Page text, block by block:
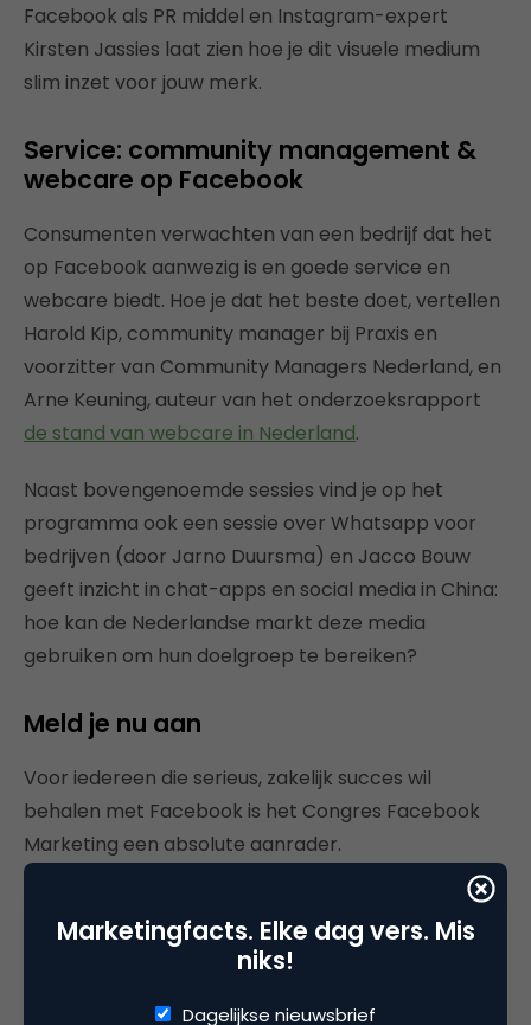
Facebook als PR middel en Instagram-expert
Kirsten Jassies laat zien hoe je dit visuele medium
slim inzet voor jouw merk.
Service: community management &
webcare op Facebook
Consumenten verwachten van een bedrijf dat het
op Facebook aanwezig is en goede service en
webcare biedt. Hoe je dat het beste doet, vertellen
Harold Kip, community manager bij Praxis en
voorzitter van Community Managers Nederland, en
Arne Keuning, auteur van het onderzoeksrapport
de stand van webcare in Nederland.
Naast bovengenoemde sessies vind je op het
programma ook een sessie over Whatsapp voor
bedrijven (door Jarno Duursma) en Jacco Bouw
geeft inzicht in chat-apps en social media in China:
hoe kan de Nederlandse markt deze media
gebruiken om hun doelgroep te bereiken?
Meld je nu aan
Voor iedereen die serieus, zakelijk succes wil
behalen met Facebook is het Congres Facebook
Marketing een absolute aanrader.
CongresFacebook.nl
en meld je vandaag nog aan!
Marketingfacts. Elke dag vers. Mis
niks!
Dagelijkse nieuwsbrief